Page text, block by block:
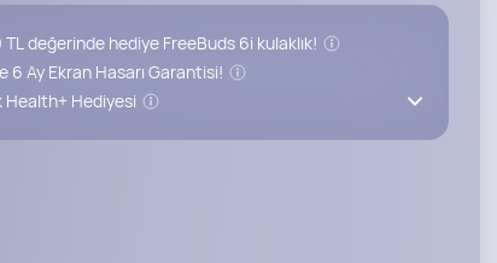
değerinde hediye FreeBuds 6i kulaklık!
6 Ay Ekran Hasarı Garantisi!
Health+ Hediyesi